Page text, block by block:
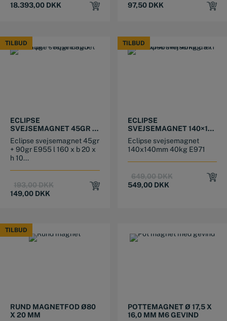
18.393,00 DKK 97,50 DKK
TILBUD
TILBUD
ECLIPSE
SVEJSEMAGNET 45GR +
90GR E955
Eclipse svejsemagnet 45gr
+ 90gr E955 l 160 x b 20 x
h 10...
193,00DKKOriginal
149,00 DKK
Current
TILBUD
TILBUD
ECLIPSE
SVEJSEMAGNET 140×140
MM
Eclipse svejsemagnet
140x140mm 40kg E971
649,00DKKOriginal
549,00 DKK
Current
TILBUD
TILBUD
RUND MAGNETFOD Ø80
X 20 MM
POTTEMAGNET Ø 17,5 X
16,0 MM M6 GEVIND